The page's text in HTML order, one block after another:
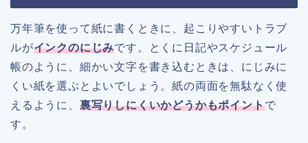
万年筆を使って紙に書くときに、起こりやすいトラブ
ルがインクのにじみです。とくに日記やスケジュール
帳のように、細かい文字を書き込むときは、にじみに
くい紙を選ぶとよいでしょう。紙の両面を無駄なく使
えるように、 裏写りしにくいかどうかもポイントで
す。